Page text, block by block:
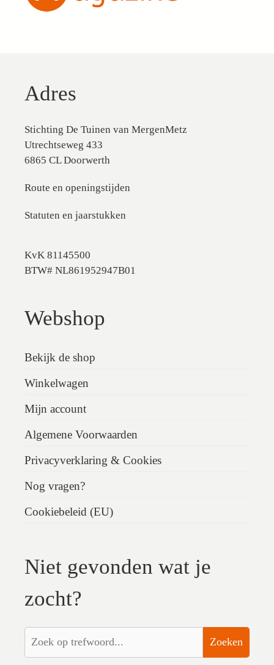
Adres
Stichting De Tuinen van MergenMetz
Utrechtseweg 433
6865 CL Doorwerth
Route en openingstijden
Statuten en jaarstukken
KvK 81145500
BTW# NL861952947B01
Webshop
Bekijk de shop
Winkelwagen
Mijn account
Algemene Voorwaarden
Privacyverklaring & Cookies
Nog vragen?
Cookiebeleid (EU)
Niet gevonden wat je
zocht?
Zoeken